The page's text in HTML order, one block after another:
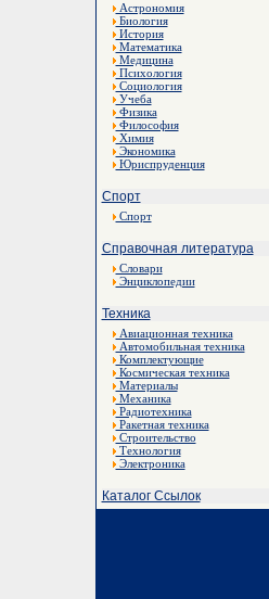
Астрономия
Биология
История
Математика
Медицина
Психология
Социология
Учеба
Физика
Философия
Химия
Экономика
Юриспруденция
Спорт
Спорт
Справочная литература
Словари
Энциклопедии
Техника
Авиационная техника
Автомобильная техника
Комплектующие
Космическая техника
Материалы
Механика
Радиотехника
Ракетная техника
Строительство
Технология
Электроника
Каталог Ссылок